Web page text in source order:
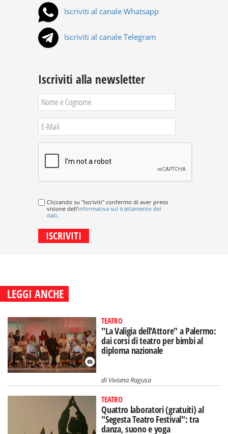
Iscriviti al canale Whatsapp
Iscriviti al canale Telegram
Iscriviti alla newsletter
Cliccando su "Iscriviti" confermo di aver preso
visione dell'informativa sul trattamento dei
dati.
LEGGI ANCHE
TEATRO
"La Valigia dell'Attore" a Palermo:
dai corsi di teatro per bimbi al
diploma nazionale
diViviana Ragusa
TEATRO
Quattro laboratori (gratuiti) al
"Segesta Teatro Festival": tra
danza, suono e yoga